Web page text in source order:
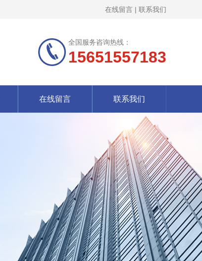
在线留言 | 联系我们
全国服务咨询热线：
15651557183
在线留言 联系我们